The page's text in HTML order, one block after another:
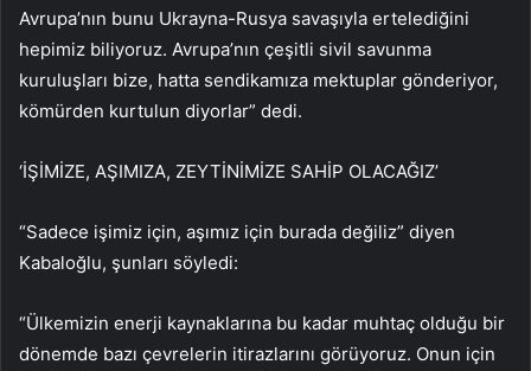
Avrupa’nın bunu Ukrayna-Rusya savaşıyla ertelediğini
hepimiz biliyoruz. Avrupa’nın çeşitli sivil savunma
kuruluşları bize, hatta sendikamıza mektuplar gönderiyor,
kömürden kurtulun diyorlar” dedi.
‘İŞİMİZE, AŞIMIZA, ZEYTİNİMİZE SAHİP OLACAĞIZ’
“Sadece işimiz için, aşımız için burada değiliz” diyen
Kabaloğlu, şunları söyledi:
“Ülkemizin enerji kaynaklarına bu kadar muhtaç olduğu bir
dönemde bazı çevrelerin itirazlarını görüyoruz. Onun için